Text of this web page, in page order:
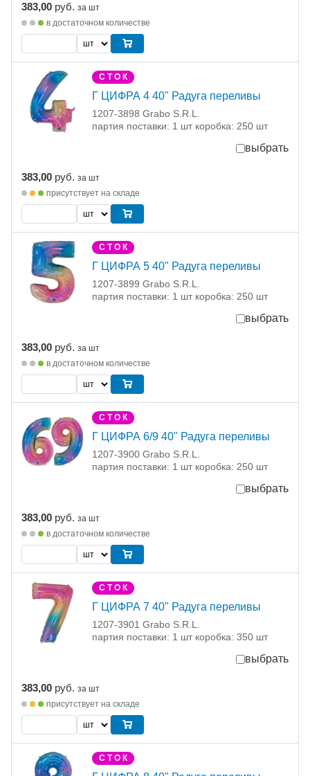
383,00 руб. за шт
в достаточном количестве
С Т О К
Г ЦИФРА 4 40" Радуга переливы
1207-3898 Grabo S.R.L.
партия поставки: 1 шт коробка: 250 шт
выбрать
383,00 руб. за шт
присутствует на складе
С Т О К
Г ЦИФРА 5 40" Радуга переливы
1207-3899 Grabo S.R.L.
партия поставки: 1 шт коробка: 250 шт
выбрать
383,00 руб. за шт
в достаточном количестве
С Т О К
Г ЦИФРА 6/9 40" Радуга переливы
1207-3900 Grabo S.R.L.
партия поставки: 1 шт коробка: 250 шт
выбрать
383,00 руб. за шт
в достаточном количестве
С Т О К
Г ЦИФРА 7 40" Радуга переливы
1207-3901 Grabo S.R.L.
партия поставки: 1 шт коробка: 350 шт
выбрать
383,00 руб. за шт
присутствует на складе
С Т О К